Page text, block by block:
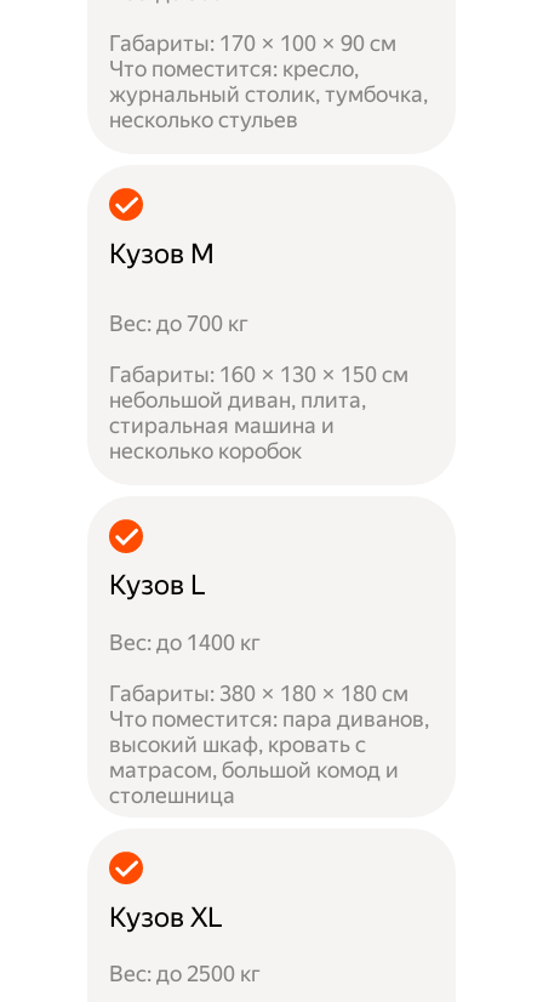
Габариты: 170 × 100 × 90 см
Что поместится: кресло,
журнальный столик, тумбочка,
несколько стульев
Кузов M
Вес: до 700 кг
Габариты: 160 × 130 × 150 см
небольшой диван, плита,
стиральная машина и
несколько коробок
Кузов L
Вес: до 1400 кг
Габариты: 380 × 180 × 180 см
Что поместится: пара диванов,
высокий шкаф, кровать с
матрасом, большой комод и
столешница
Кузов XL
Вес: до 2500 кг